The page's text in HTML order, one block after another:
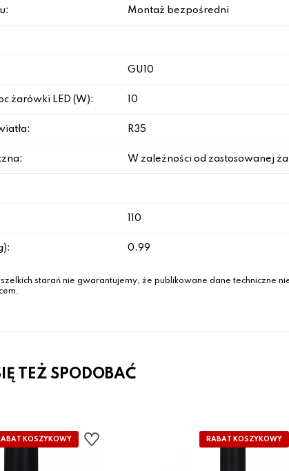
Montaż bezpośredni
GU10
żarówki LED (W): 10
R35
W zależności od zastosowanej
110
0.99
starań nie gwarantujemy, że publikowane dane techniczne
TEŻ SPODOBAĆ